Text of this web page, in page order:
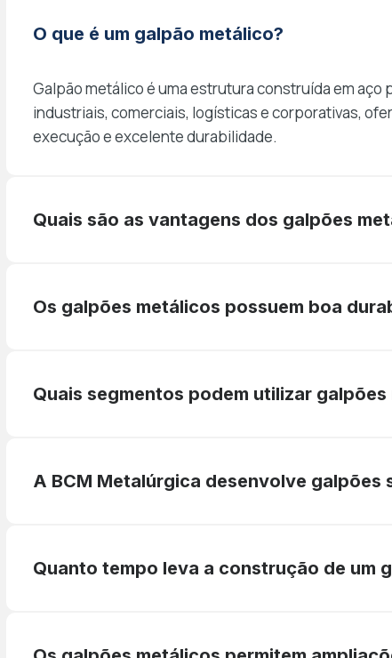
O que é um galpão metálico?
Galpão metálico é uma estrutura construída em aço
industriais, comerciais, logísticas e corporativas,
execução e excelente durabilidade.
Quais são as vantagens dos galpões
Os galpões metálicos possuem boa
Quais segmentos podem utilizar galpões
A BCM Metalúrgica desenvolve galpões
Quanto tempo leva a construção de um